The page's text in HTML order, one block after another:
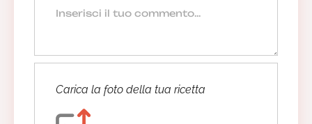
Carica la foto della tua ricetta